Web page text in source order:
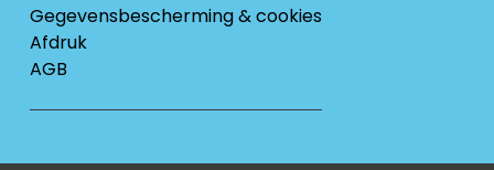
Gegevensbescherming & cookies
Afdruk
AGB